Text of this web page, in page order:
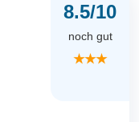
8.5/10
noch gut
★★★